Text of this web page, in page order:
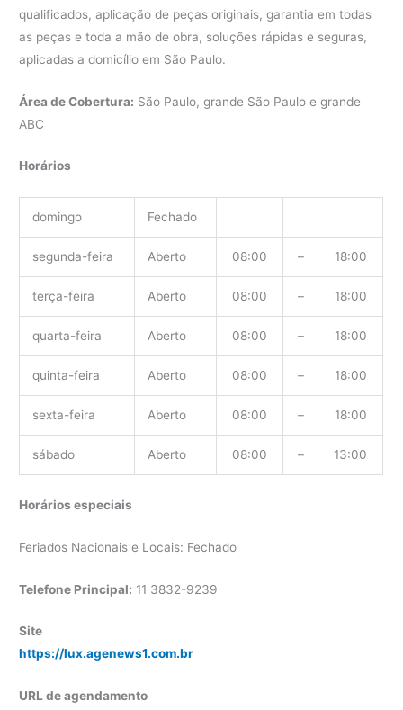
qualificados, aplicação de peças originais, garantia em todas
as peças e toda a mão de obra, soluções rápidas e seguras,
aplicadas a domicílio em São Paulo.
Área de Cobertura: São Paulo, grande São Paulo e grande
ABC
Horários
domingo Fechado
segunda-feira Aberto 08:00 – 18:00
terça-feira Aberto 08:00 – 18:00
quarta-feira Aberto 08:00 – 18:00
quinta-feira Aberto 08:00 – 18:00
sexta-feira Aberto 08:00 – 18:00
sábado Aberto 08:00 – 13:00
Horários especiais
Feriados Nacionais e Locais: Fechado
Telefone Principal: 11 3832-9239
Site
https://lux.agenews1.com.br
URL de agendamento